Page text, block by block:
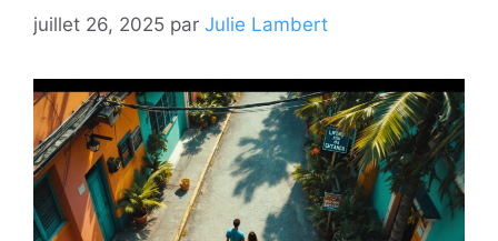
juillet 26, 2025 par Julie Lambert